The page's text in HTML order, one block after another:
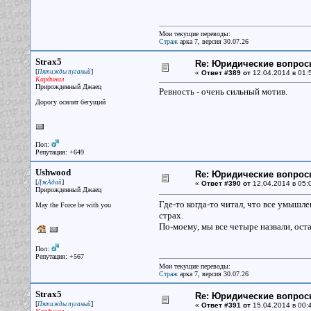
Мои текущие переводы:
Стражарка 7, версия 30.07.26
Strax5
[Пятижды пуганый]
Кардинал
Прирожденный Джаец
Дорогу осилит бегущий
Пол:
Репутация: +649
Re: Юридические
« Ответ #389 от12.04.2014 в
Ревность - очень сильный мотив.
Ushwood
[ДжАдай]
Прирожденный Джаец
May the Force be with you
Пол:
Репутация: +567
Re: Юридические
« Ответ #390 от12.04.2014 в
Где-то когда-то читал, что все
страх.
По-моему, мы все четыре назвали,
Мои текущие переводы:
Стражарка 7, версия 30.07.26
Strax5
[Пятижды пуганый]
Re: Юридические
« Ответ #391 от15.04.2014 в